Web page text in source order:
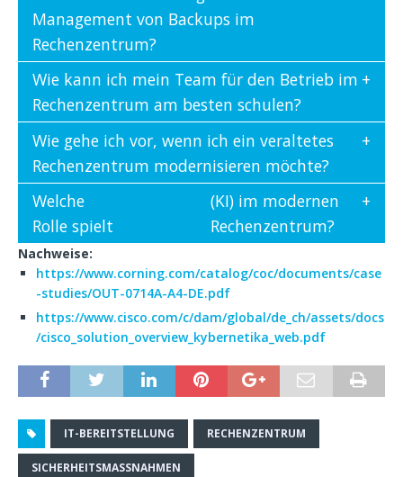
Management von Backups im
Rechenzentrum?
Wie kann ich mein Team für den Betrieb im
Rechenzentrum am besten schulen?
Wie gehe ich vor, wenn ich ein veraltetes
Rechenzentrum modernisieren möchte?
Welche
Rolle spielt
(KI) im modernen
Rechenzentrum?
Nachweise:
https://www.corning.com/catalog/coc/documents/case
-studies/OUT-0714A-A4-DE.pdf
https://www.cisco.com/c/dam/global/de_ch/assets/docs
/cisco_solution_overview_kybernetika_web.pdf
IT-BEREITSTELLUNG RECHENZENTRUM
SICHERHEITSMASSNAHMEN